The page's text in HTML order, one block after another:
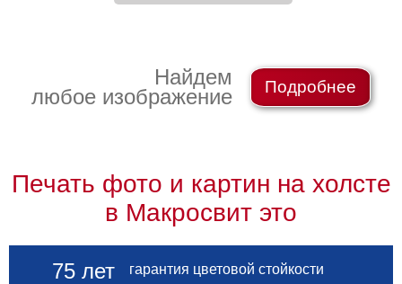
Найдем
любое изображение
Подробнее
Печать фото и картин на холсте
в Макросвит это
75 лет гарантия цветовой стойкости